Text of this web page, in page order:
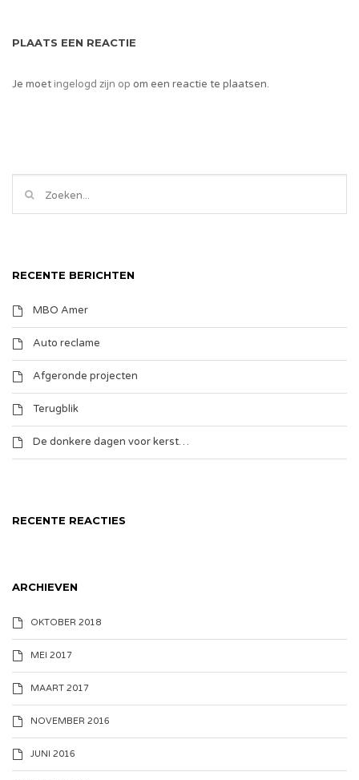
PLAATS EEN REACTIE
Je moetingelogd zijn op om een reactie te plaatsen.
RECENTE BERICHTEN
MBO Amer
Auto reclame
Afgeronde projecten
Terugblik
De donkere dagen voor kerst…
RECENTE REACTIES
ARCHIEVEN
OKTOBER 2018
MEI 2017
MAART 2017
NOVEMBER 2016
JUNI 2016